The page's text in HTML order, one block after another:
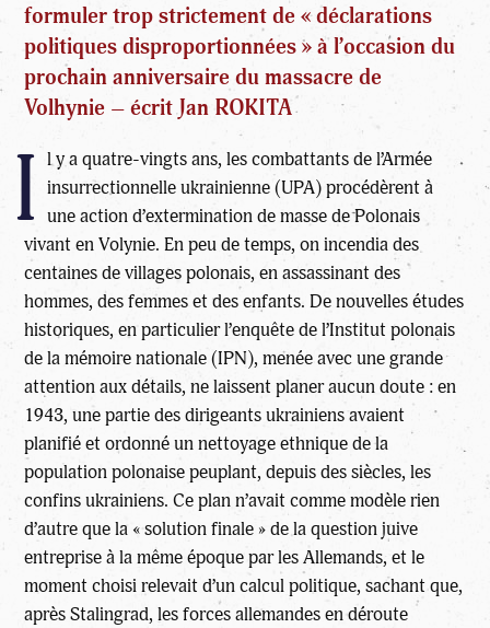
formuler trop strictement de « déclarations
politiques disproportionnées » à l’occasion du
prochain anniversaire du massacre de
Volhynie – écritJan ROKITA
I l y a quatre-vingts ans, les combattants del’Armée
insurrectionnelle ukrainienne (UPA)procédèrent à
une action d’extermination de masse de Polonais
vivant en Volynie. En peu de temps, on incendia des
centaines de villages polonais, en assassinant des
hommes, des femmes et des enfants. De nouvelles études
historiques, en particulier l’enquête de l’Institut polonais
de la mémoire nationale (IPN), menée avec une grande
attention aux détails, ne laissent planer aucun doute : en
1943, une partie des dirigeants ukrainiens avaient
planifié et ordonné un nettoyage ethnique de la
population polonaise peuplant, depuis des siècles, les
confins ukrainiens. Ce plan n’avait comme modèle rien
d’autre que la « solution finale » de la question juive
entreprise à la même époque par les Allemands, et le
moment choisi relevait d’un calcul politique, sachant que,
après Stalingrad, les forces allemandes en déroute